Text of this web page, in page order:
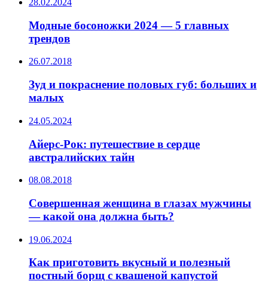
28.02.2024
Модные босоножки 2024 — 5 главных
трендов
26.07.2018
Зуд и покраснение половых губ: больших и
малых
24.05.2024
Айерс-Рок: путешествие в сердце
австралийских тайн
08.08.2018
Совершенная женщина в глазах мужчины
— какой она должна быть?
19.06.2024
Как приготовить вкусный и полезный
постный борщ с квашеной капустой